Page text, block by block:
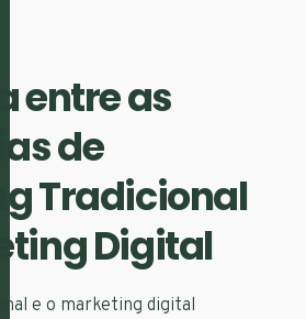
entre as
de
Tradicional
Digital
e o marketing digital